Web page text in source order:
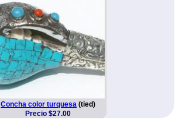
Concha color turquesa (tied)
Precio $27.00